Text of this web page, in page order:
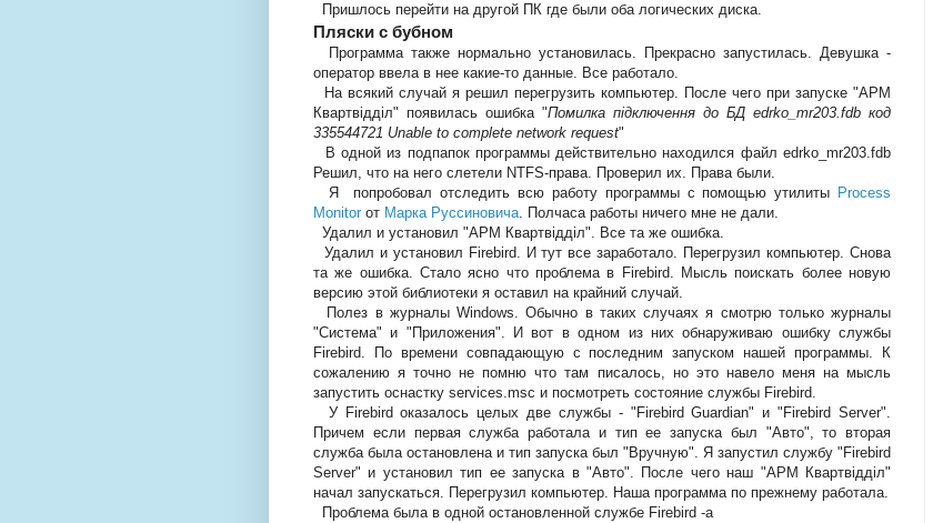
Пришлось перейти на другой ПК где были оба логических диска.
Пляски с бубном
Программа также нормально установилась. Прекрасно запустилась. Девушка -
оператор ввела в нее какие-то данные. Все работало.
На всякий случай я решил перегрузить компьютер. После чего при запуске "АРМ
Квартвідділ" появилась ошибка "Помилка підключення до БД edrko_mr203.fdb код
335544721 Unable to complete network request"
В одной из подпапок программы действительно находился файл edrko_mr203.fdb
Решил, что на него слетели NTFS-права. Проверил их. Права были.
Я попробовал отследить всю работу программы с помощью утилиты Process
Monitor от Марка Руссиновича. Полчаса работы ничего мне не дали.
Удалил и установил "АРМ Квартвідділ". Все та же ошибка.
Удалил и установил Firebird. И тут все заработало. Перегрузил компьютер. Снова
та же ошибка. Стало ясно что проблема в Firebird. Мысль поискать более новую
версию этой библиотеки я оставил на крайний случай.
Полез в журналы Windows. Обычно в таких случаях я смотрю только журналы
"Система" и "Приложения". И вот в одном из них обнаруживаю ошибку службы
Firebird. По времени совпадающую с последним запуском нашей программы. К
сожалению я точно не помню что там писалось, но это навело меня на мысль
запустить оснастку services.msc и посмотреть состояние службы Firebird.
У Firebird оказалось целых две службы - "Firebird Guardian" и "Firebird Server".
Причем если первая служба работала и тип ее запуска был "Авто", то вторая
служба была остановлена и тип запуска был "Вручную". Я запустил службу "Firebird
Server" и установил тип ее запуска в "Авто". После чего наш "АРМ Квартвідділ"
начал запускаться. Перегрузил компьютер. Наша программа по прежнему работала.
Проблема была в одной остановленной службе Firebird -а